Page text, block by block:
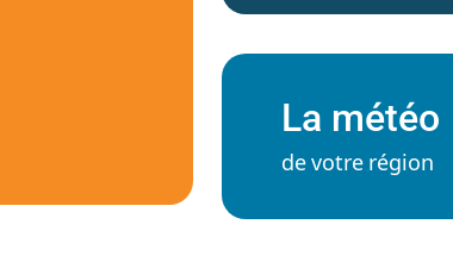
La météo
de votre région